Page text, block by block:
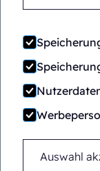
Auswahl